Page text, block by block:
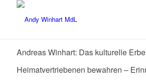
Andreas Winhart: Das kulturelle
Heimatvertriebenen bewahren –